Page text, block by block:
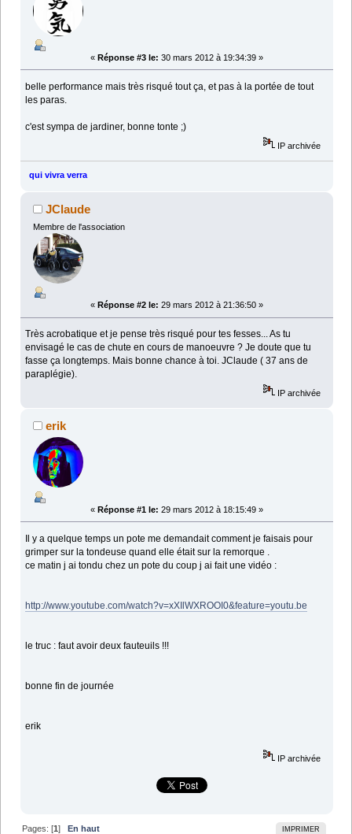
« Réponse #3 le: 30 mars 2012 à 19:34:39 »
belle performance mais très risqué tout ça, et pas à la portée de tout
les paras.
c'est sympa de jardiner, bonne tonte ;)
IP archivée
qui vivra verra
JClaude
Membre de l'association
« Réponse #2 le: 29 mars 2012 à 21:36:50 »
Très acrobatique et je pense très risqué pour tes fesses... As tu
envisagé le cas de chute en cours de manoeuvre ? Je doute que tu
fasse ça longtemps. Mais bonne chance à toi. JClaude ( 37 ans de
paraplégie).
IP archivée
erik
« Réponse #1 le: 29 mars 2012 à 18:15:49 »
Il y a quelque temps un pote me demandait comment je faisais pour
grimper sur la tondeuse quand elle était sur la remorque .
ce matin j ai tondu chez un pote du coup j ai fait une vidéo :
http://www.youtube.com/watch?v=xXIlWXROOI0&feature=youtu.be
le truc : faut avoir deux fauteuils !!!
bonne fin de journée
erik
IP archivée
IMPRIMER
Pages: [1]En haut